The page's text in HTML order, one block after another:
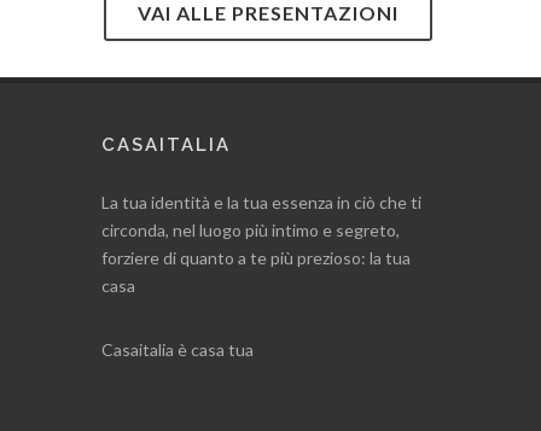
VAI ALLE PRESENTAZIONI
CASAITALIA
La tua identità e la tua essenza in ciò che ti
circonda, nel luogo più intimo e segreto,
forziere di quanto a te più prezioso: la tua
casa
Casaitalia è casa tua